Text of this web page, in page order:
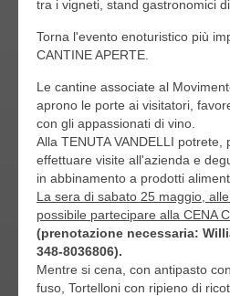
tra i vigneti, stand gastronomici
Torna l'evento enoturistico più
CANTINE APERTE.
Le cantine associate al
aprono le porte ai visitatori,
con gli appassionati di vino.
Alla TENUTA VANDELLI potrete,
effettuare visite all'azienda e
in abbinamento a prodotti
La sera di sabato 25 maggio,
possibile partecipare alla CENA
(prenotazione necessaria:
348-8036806).
Mentre si cena, con antipasto
fuso, Tortelloni con ripieno di